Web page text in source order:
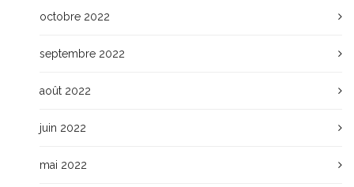
octobre 2022
septembre 2022
août 2022
juin 2022
mai 2022